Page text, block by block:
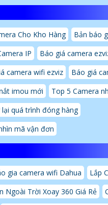
Cho Kho Hàng
Bản báo
IP
Báo giá camera
camera wifi ezviz
Báo giá
imou mới
Top 5 Camera
quá trình đóng hàng
mã vận đơn
gia camera wifi Dahua
Lắp
Ngoài Trời Xoay 360 Giá Rẻ